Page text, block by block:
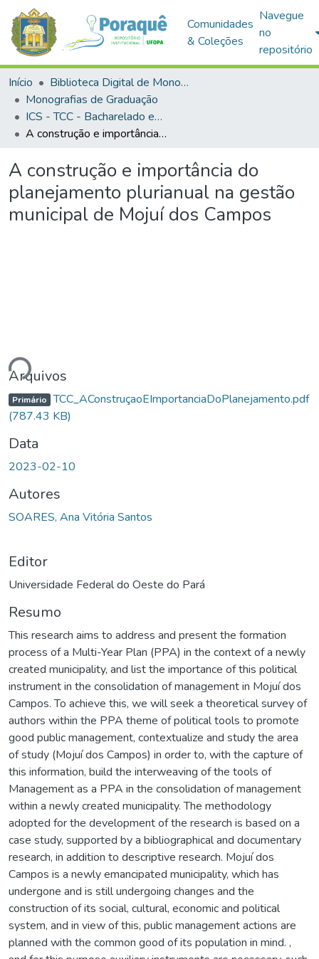
Comunidades
& Coleções
Navegue
no
repositório
Início
Biblioteca Digital de Monografias (BDM)
Monografias de Graduação
ICS - TCC - Bacharelado em Gestão Pública e Desenvolvimento Regional
A construção e importância do planejamento plurianual na gestão municipal de Mojuí dos Campos
A construção e importância do
planejamento plurianual na gestão
municipal de Mojuí dos Campos
Arquivos
Primário TCC_AConstruçaoEImportanciaDoPlanejamento.pdf
(787.43 KB)
Data
2023-02-10
Autores
SOARES, Ana Vitória Santos
Editor
Universidade Federal do Oeste do Pará
Resumo
This research aims to address and present the formation
process of a Multi-Year Plan (PPA) in the context of a newly
created municipality, and list the importance of this political
instrument in the consolidation of management in Mojuí dos
Campos. To achieve this, we will seek a theoretical survey of
authors within the PPA theme of political tools to promote
good public management, contextualize and study the area
of study (Mojuí dos Campos) in order to, with the capture of
this information, build the interweaving of the tools of
Management as a PPA in the consolidation of management
within a newly created municipality. The methodology
adopted for the development of the research is based on a
case study, supported by a bibliographical and documentary
research, in addition to descriptive research. Mojuí dos
Campos is a newly emancipated municipality, which has
undergone and is still undergoing changes and the
construction of its social, cultural, economic and political
system, and in view of this, public management actions are
planned with the common good of its population in mind. ,